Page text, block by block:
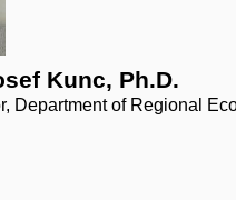
Kunc, Ph.D.
Department of Regional